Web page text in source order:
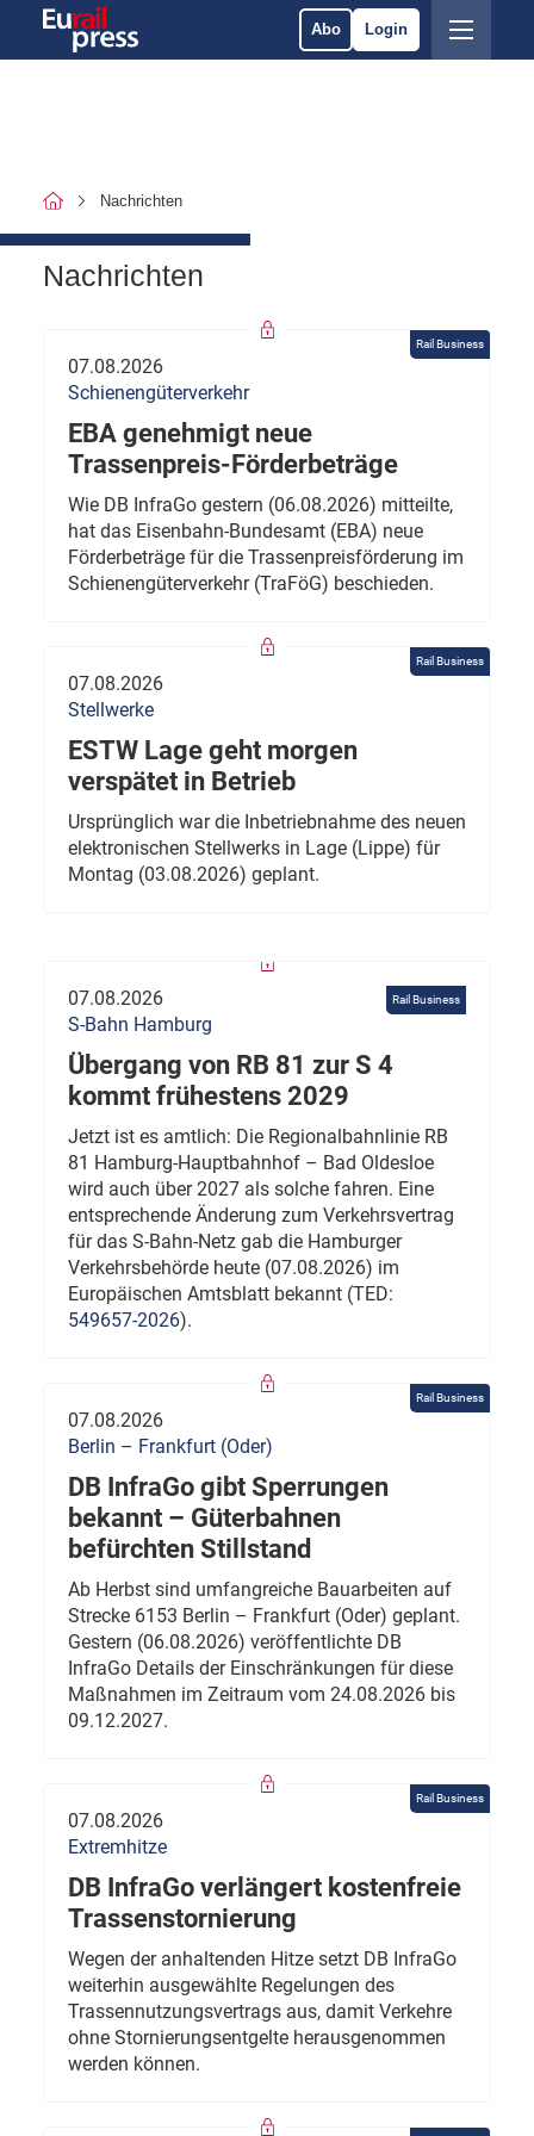
Abo Login
Nachrichten
Nachrichten
Rail Business
07.08.2026
Schienengüterverkehr
EBA genehmigt neue
Trassenpreis-Förderbeträge
Wie DB InfraGo gestern (06.08.2026) mitteilte,
hat das Eisenbahn-Bundesamt (EBA) neue
Förderbeträge für die Trassenpreisförderung im
Schienengüterverkehr (TraFöG) beschieden.
Rail Business
07.08.2026
Stellwerke
ESTW Lage geht morgen
verspätet in Betrieb
Ursprünglich war die Inbetriebnahme des neuen
elektronischen Stellwerks in Lage (Lippe) für
Montag (03.08.2026) geplant.
Rail Business
07.08.2026
S-Bahn Hamburg
Übergang von RB 81 zur S 4
kommt frühestens 2029
Jetzt ist es amtlich: Die Regionalbahnlinie RB
81 Hamburg-Hauptbahnhof – Bad Oldesloe
wird auch über 2027 als solche fahren. Eine
entsprechende Änderung zum Verkehrsvertrag
für das S-Bahn-Netz gab die Hamburger
Verkehrsbehörde heute (07.08.2026) im
Europäischen Amtsblatt bekannt (TED:
549657-2026).
Rail Business
07.08.2026
Berlin – Frankfurt (Oder)
DB InfraGo gibt Sperrungen
bekannt – Güterbahnen
befürchten Stillstand
Ab Herbst sind umfangreiche Bauarbeiten auf
Strecke 6153 Berlin – Frankfurt (Oder) geplant.
Gestern (06.08.2026) veröffentlichte DB
InfraGo Details der Einschränkungen für diese
Maßnahmen im Zeitraum vom 24.08.2026 bis
09.12.2027.
Rail Business
07.08.2026
Extremhitze
DB InfraGo verlängert kostenfreie
Trassenstornierung
Wegen der anhaltenden Hitze setzt DB InfraGo
weiterhin ausgewählte Regelungen des
Trassennutzungsvertrags aus, damit Verkehre
ohne Stornierungsentgelte herausgenommen
werden können.